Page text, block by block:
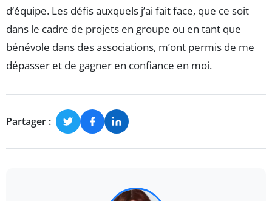
d’équipe. Les défis auxquels j’ai fait face, que ce soit
dans le cadre de projets en groupe ou en tant que
bénévole dans des associations, m’ont permis de me
dépasser et de gagner en confiance en moi.
Partager :